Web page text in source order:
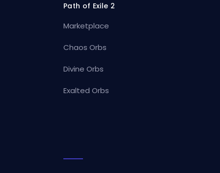
Path of Exile 2
Marketplace
Chaos Orbs
Divine Orbs
Exalted Orbs